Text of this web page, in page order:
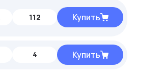
112 Купить
4 Купить